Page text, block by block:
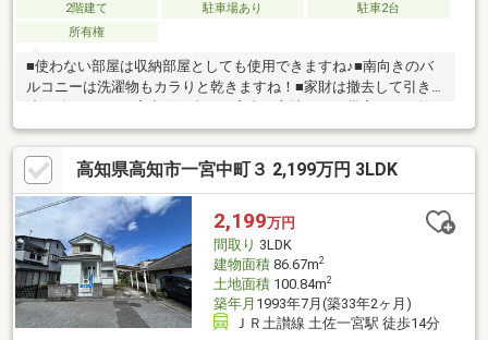
2階建て 駐車場あり
駐車2台
所有権
■使わない部屋は収納部屋としても使用できますね♪■南向きのバ
ルコニーは洗濯物もカラりと乾きますね！■家財は撤去して引き
です！■趣のある日本建築のお家♪■駐車場最大2台可能です♪■お部
屋が多く大家族でも余裕があります！■最低でも50坪以上の敷地
が欲しいあなたにピッタリ♪■豊富な部屋数・大きな収納を叶える
約46坪ものゆとりの建物面積！是非その目でご体感ください！
高知県高知市一宮中町３ 2,199万円 3LDK
2,199万円
間取り 3LDK
建物面積86.67m2
土地面積100.84m2
築年月 1993年7月(築33年2ヶ月)
ＪＲ土讃線 土佐一宮駅 徒歩14分